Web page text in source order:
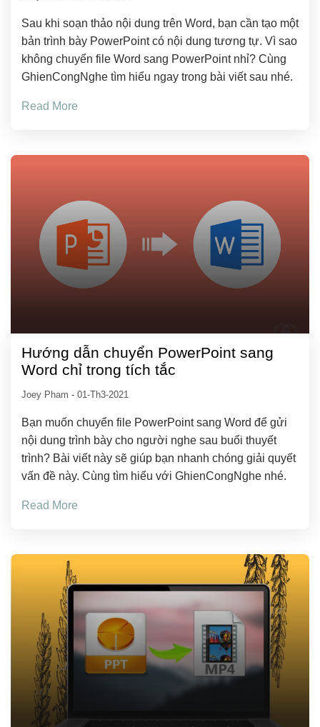
Sau khi soạn thảo nội dung trên Word, bạn cần tạo một
bản trình bày PowerPoint có nội dung tương tự. Vì sao
không chuyển file Word sang PowerPoint nhỉ? Cùng
GhienCongNghe tìm hiểu ngay trong bài viết sau nhé.
Read More
Hướng dẫn chuyển PowerPoint sang
Word chỉ trong tích tắc
Joey Pham - 01-Th3-2021
Bạn muốn chuyển file PowerPoint sang Word để gửi
nội dung trình bày cho người nghe sau buổi thuyết
trình? Bài viết này sẽ giúp bạn nhanh chóng giải quyết
vấn đề này. Cùng tìm hiểu với GhienCongNghe nhé.
Read More